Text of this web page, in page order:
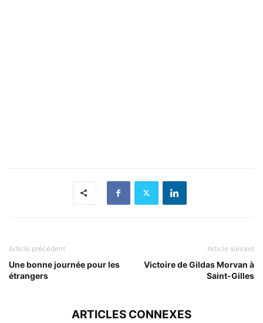
Article précédent
Une bonne journée pour les
étrangers
Article suivant
Victoire de Gildas Morvan à
Saint-Gilles
ARTICLES CONNEXES